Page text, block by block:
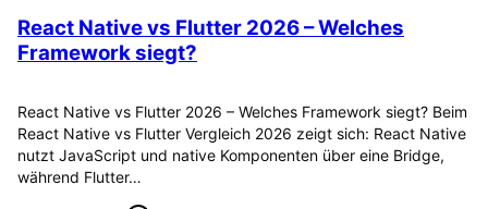
React Native vs Flutter 2026 – Welches
Framework siegt?
React Native vs Flutter 2026 – Welches Framework siegt? Beim
React Native vs Flutter Vergleich 2026 zeigt sich: React Native
nutzt JavaScript und native Komponenten über eine Bridge,
während Flutter…